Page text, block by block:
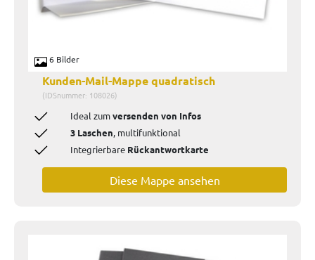
6 Bilder
Kunden-Mail-Mappe quadratisch
(IDSnummer: 108026)
Ideal zumversenden von Infos
3 Laschen, multifunktional
Integrierbare Rückantwortkarte
Diese Mappe ansehen